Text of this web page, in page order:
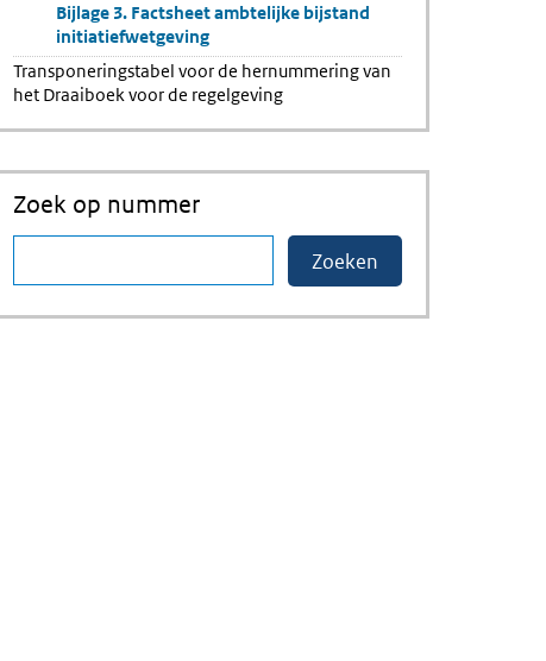
Bijlage 3. Factsheet ambtelijke bijstand
initiatiefwetgeving
Transponeringstabel voor de hernummering van
het Draaiboek voor de regelgeving
Zoek op nummer